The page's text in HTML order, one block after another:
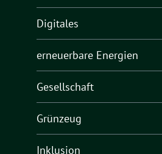
Digitales
erneuerbare Energien
Gesellschaft
Grünzeug
Inklusion